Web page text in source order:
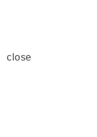
close